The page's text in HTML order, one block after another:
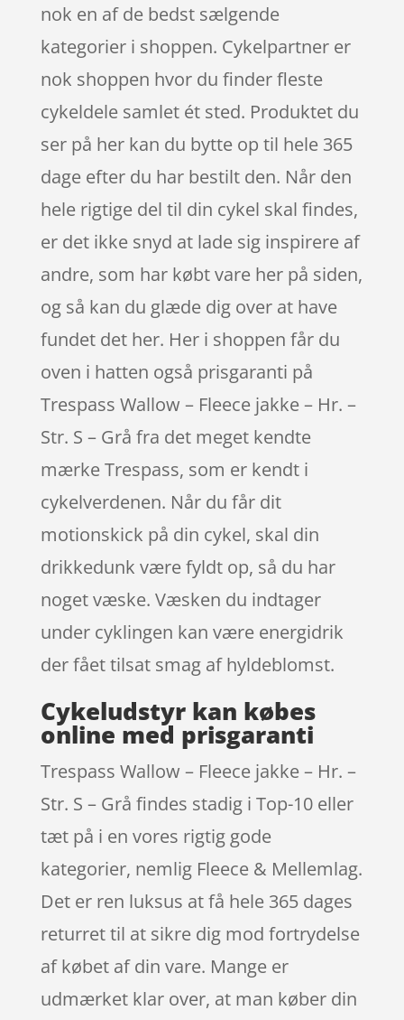
nok en af de bedst sælgende
kategorier i shoppen. Cykelpartner er
nok shoppen hvor du finder fleste
cykeldele samlet ét sted. Produktet du
ser på her kan du bytte op til hele 365
dage efter du har bestilt den. Når den
hele rigtige del til din cykel skal findes,
er det ikke snyd at lade sig inspirere af
andre, som har købt vare her på siden,
og så kan du glæde dig over at have
fundet det her. Her i shoppen får du
oven i hatten også prisgaranti på
Trespass Wallow – Fleece jakke – Hr. –
Str. S – Grå fra det meget kendte
mærke Trespass, som er kendt i
cykelverdenen. Når du får dit
motionskick på din cykel, skal din
drikkedunk være fyldt op, så du har
noget væske. Væsken du indtager
under cyklingen kan være energidrik
der fået tilsat smag af hyldeblomst.
Cykeludstyr kan købes
online med prisgaranti
Trespass Wallow – Fleece jakke – Hr. –
Str. S – Grå findes stadig i Top-10 eller
tæt på i en vores rigtig gode
kategorier, nemlig Fleece & Mellemlag.
Det er ren luksus at få hele 365 dages
returret til at sikre dig mod fortrydelse
af købet af din vare. Mange er
udmærket klar over, at man køber din